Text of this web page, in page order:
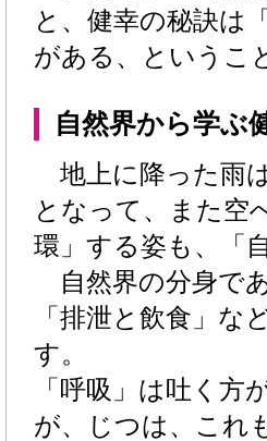
と、健幸の秘訣は
がある、というこ
自然界から学ぶ
地上に降った雨
となって、また空
環」する姿も、「
自然界の分身で
「排泄と飲食」な
す。
「呼吸」は吐く方
が、じつは、これ